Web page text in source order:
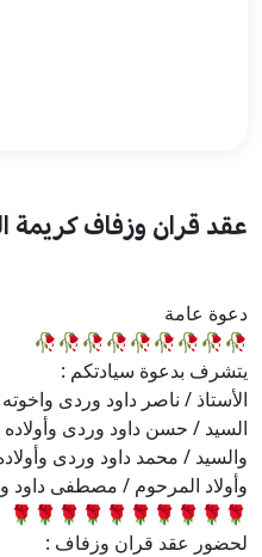
عقد قران وزفاف كريمة
دعوة عامة
🥀🥀🥀🥀🥀🥀🥀🥀🥀
يتشرف بدعوة سيادتكم :
الأستاذ / ناصر داود وردى واخوته
السيد / حسن داود وردى وأولاده
والسيد / محمد داود وردى
وأولاد المرحوم / مصطفى داود
🌹🌹🌹🌹🌹🌹🌹🌹🌹🌹
لحضور عقد قران وزفاف :